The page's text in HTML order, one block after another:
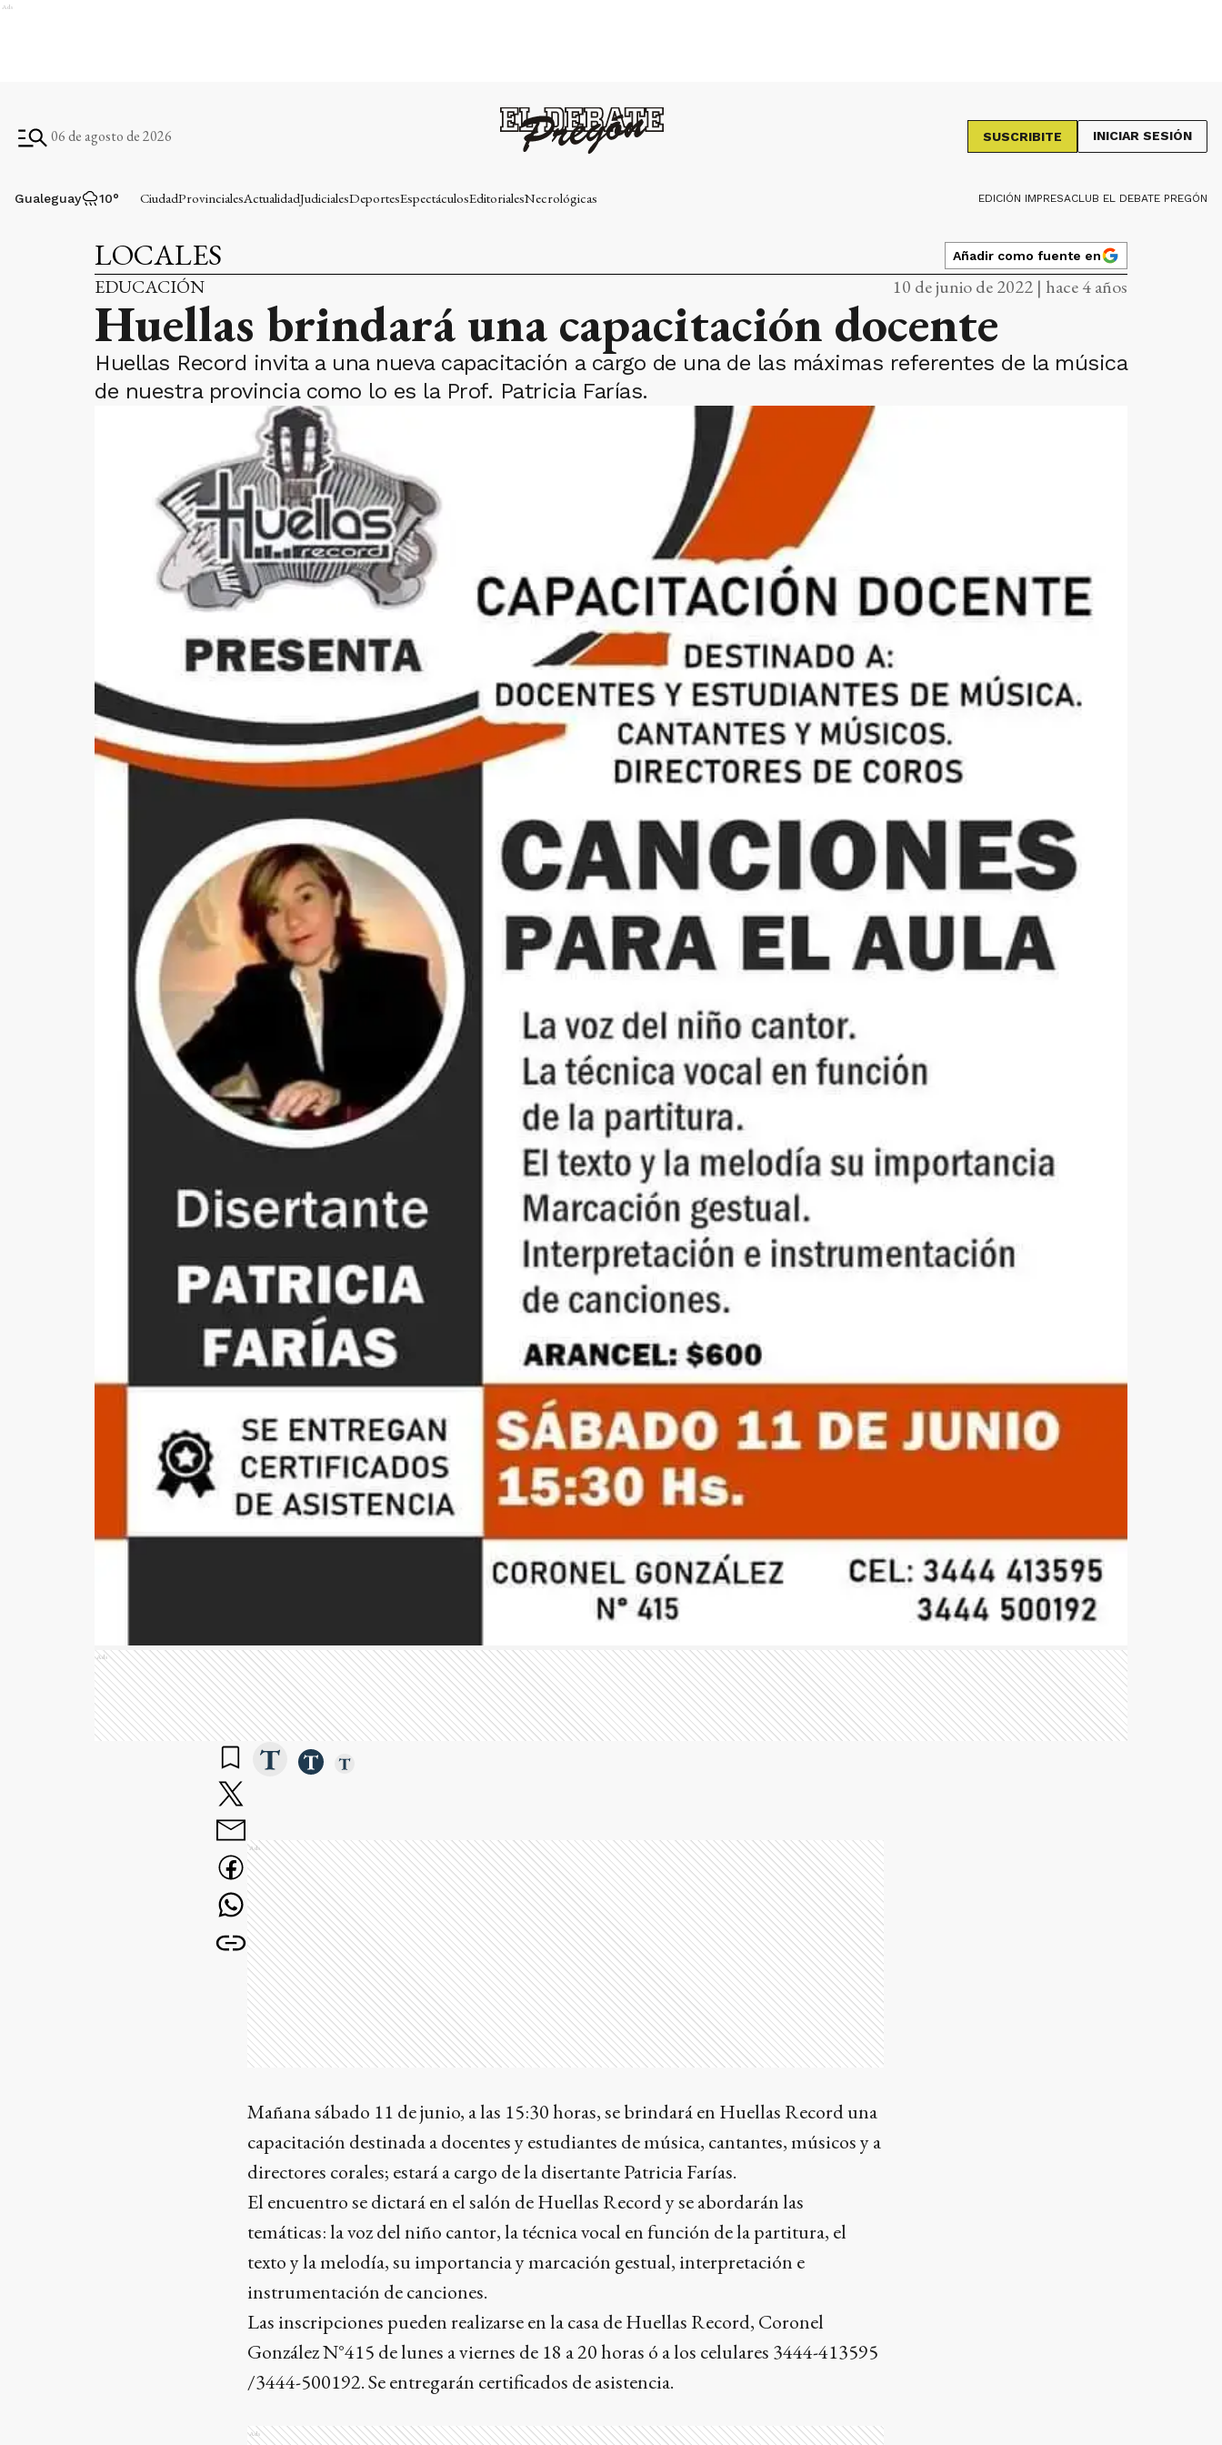
Ads
06 de agosto de 2026 SUSCRIBITE INICIAR SESIÓN
Gualeguay 10° CiudadProvincialesActualidadJudicialesDeportesEspectáculosEditorialesNecrológicas EDICIÓN IMPRESACLUB EL DEBATE PREGÓN
LOCALES Añadir como fuente en
EDUCACIÓN 10 de junio de 2022 | hace 4 años
Huellas brindará una capacitación docente
Huellas Record invita a una nueva capacitación a cargo de una de las máximas referentes de la música
de nuestra provincia como lo es la Prof. Patricia Farías.
Ads
Ads
Mañana sábado 11 de junio, a las 15:30 horas, se brindará en Huellas Record una
capacitación destinada a docentes y estudiantes de música, cantantes, músicos y a
directores corales; estará a cargo de la disertante Patricia Farías.
El encuentro se dictará en el salón de Huellas Record y se abordarán las
temáticas: la voz del niño cantor, la técnica vocal en función de la partitura, el
texto y la melodía, su importancia y marcación gestual, interpretación e
instrumentación de canciones.
Las inscripciones pueden realizarse en la casa de Huellas Record, Coronel
González N°415 de lunes a viernes de 18 a 20 horas ó a los celulares 3444-413595
/3444-500192. Se entregarán certificados de asistencia.
Ads